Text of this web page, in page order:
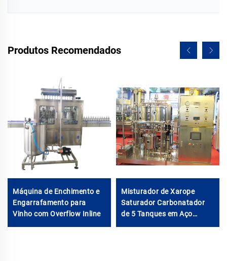
Produtos Recomendados
Máquina de Enchimento e
Engarrafamento para
Vinho com Overflow Inline
Misturador de Xarope
Saturador Carbonatador
de 5 Tanques em Aço